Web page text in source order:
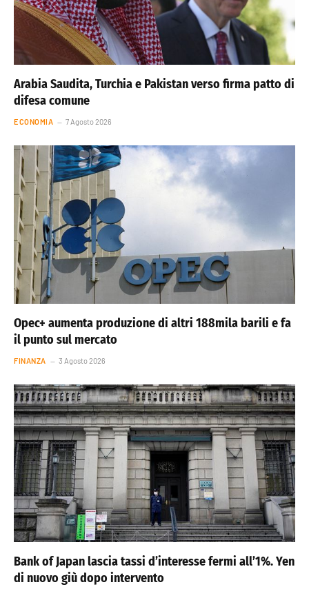
Arabia Saudita, Turchia e Pakistan verso firma patto di
difesa comune
ECONOMIA 7 Agosto 2026
Opec+ aumenta produzione di altri 188mila barili e fa
il punto sul mercato
FINANZA 3 Agosto 2026
Bank of Japan lascia tassi d’interesse fermi all’1%. Yen
di nuovo giù dopo intervento